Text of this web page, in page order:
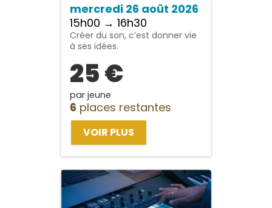
mercredi 26 août 2026
15h00 → 16h30
Créer du son, c’est donner vie
à ses idées.
25 €
par jeune
6 places restantes
VOIR PLUS